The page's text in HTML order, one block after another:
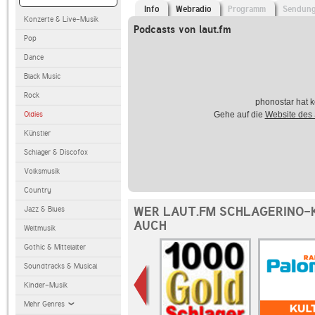
Konzerte & Live-Musik
Pop
Dance
Black Music
Rock
Oldies
Künstler
Schlager & Discofox
Volksmusik
Country
Jazz & Blues
Weltmusik
Gothic & Mittelalter
Soundtracks & Musical
Kinder-Musik
Mehr Genres
Info Webradio Programm
Podcasts von laut.fm
phonostar hat
Gehe auf die Website des
WER LAUT.FM
AUCH